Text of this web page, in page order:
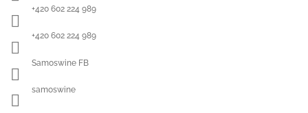
+420 602 224 989
+420 602 224 989
Samoswine FB
samoswine